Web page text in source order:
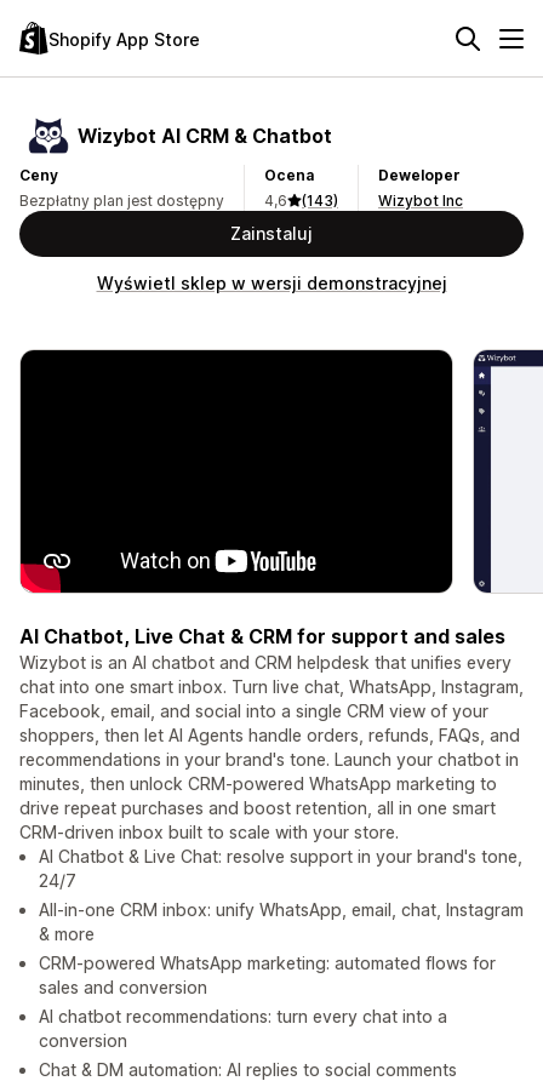
Shopify App Store
Wizybot AI CRM & Chatbot
Ceny
Bezpłatny plan jest dostępny
Ocena
4,6
(143)
Deweloper
Wizybot Inc
Zainstaluj
Wyświetl sklep w wersji demonstracyjnej
AI Chatbot, Live Chat & CRM for support and sales
Wizybot is an AI chatbot and CRM helpdesk that unifies every
chat into one smart inbox. Turn live chat, WhatsApp, Instagram,
Facebook, email, and social into a single CRM view of your
shoppers, then let AI Agents handle orders, refunds, FAQs, and
recommendations in your brand's tone. Launch your chatbot in
minutes, then unlock CRM-powered WhatsApp marketing to
drive repeat purchases and boost retention, all in one smart
CRM-driven inbox built to scale with your store.
AI Chatbot & Live Chat: resolve support in your brand's tone,
24/7
All-in-one CRM inbox: unify WhatsApp, email, chat, Instagram
& more
CRM-powered WhatsApp marketing: automated flows for
sales and conversion
AI chatbot recommendations: turn every chat into a
conversion
Chat & DM automation: AI replies to social comments